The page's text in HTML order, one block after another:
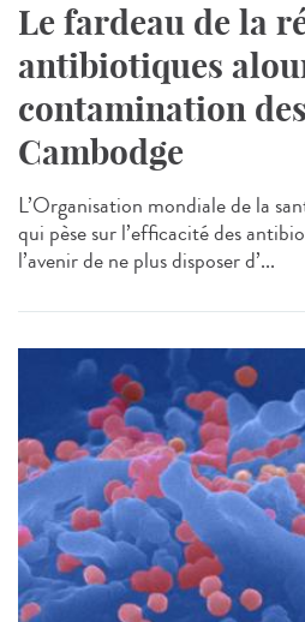
Le fardeau de la
antibiotiques
contamination
Cambodge
L’Organisation mondiale de la
qui pèse sur l’efficacité des
l’avenir de ne plus disposer d’...